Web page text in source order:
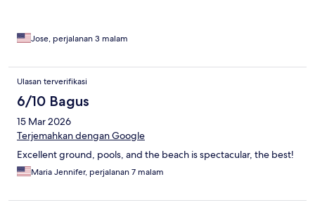
Jose, perjalanan 3 malam
Ulasan terverifikasi
6/10 Bagus
15 Mar 2026
Terjemahkan dengan Google
Excellent ground, pools, and the beach is spectacular, the best!
Maria Jennifer, perjalanan 7 malam